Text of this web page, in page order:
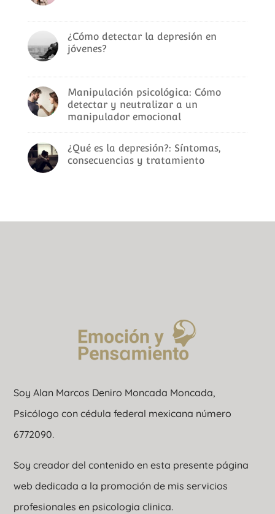
¿Cómo detectar la depresión en
jóvenes?
Manipulación psicológica: Cómo
detectar y neutralizar a un
manipulador emocional
¿Qué es la depresión?: Síntomas,
consecuencias y tratamiento
Soy Alan Marcos Deniro Moncada Moncada,
Psicólogo con cédula federal mexicana número
6772090.
Soy creador del contenido en esta presente página
web dedicada a la promoción de mis servicios
profesionales en psicologia clinica.